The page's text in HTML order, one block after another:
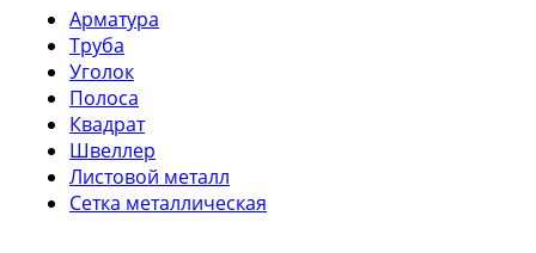
Арматура
Труба
Уголок
Полоса
Квадрат
Швеллер
Листовой металл
Сетка металлическая